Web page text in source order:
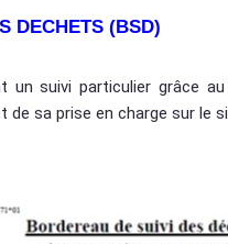
DECHETS (BSD)
un suivi particulier grâce
sa prise en charge sur le